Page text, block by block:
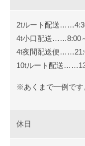
2tルート配送
4t小口配送……8:00
4t夜間配送便
10tルート配送
※あくまで一例です
休日